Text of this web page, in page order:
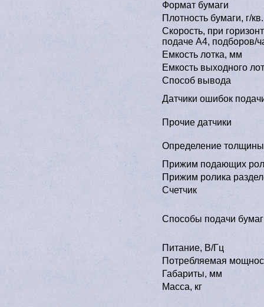
Формат бумаги
Плотность бумаги, г/
Скорость, при
подаче A4, подборов/
Емкость лотка, мм
Емкость выходного
Способ вывода
Датчики ошибок
Прочие датчики
Определение
Прижим подающих
Прижим ролика
Счетчик
Способы подачи
Питание, В/Гц
Потребляемая
Габариты, мм
Масса, кг